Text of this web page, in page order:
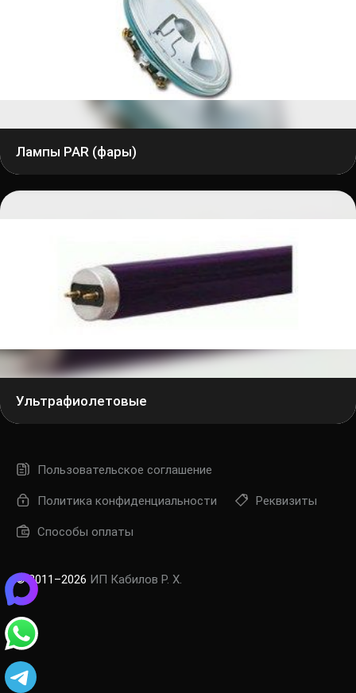
Лампы PAR (фары)
Ультрафиолетовые
Пользовательское соглашение
Политика конфиденциальности Реквизиты
Способы оплаты
© 2011–2026 ИП Кабилов Р. Х.